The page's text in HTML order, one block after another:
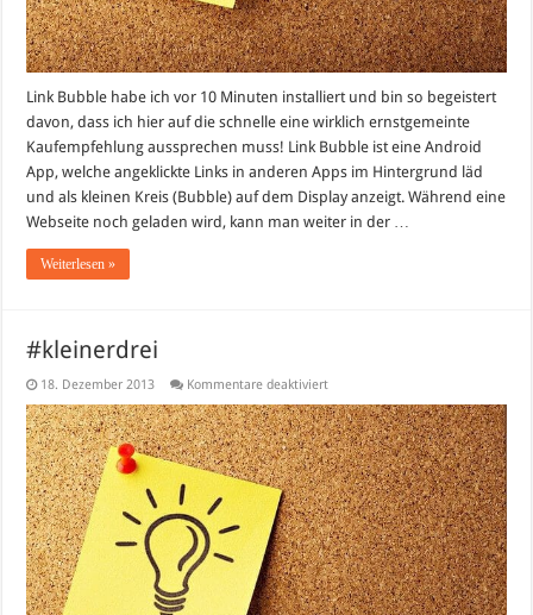
Link Bubble habe ich vor 10 Minuten installiert und bin so begeistert
davon, dass ich hier auf die schnelle eine wirklich ernstgemeinte
Kaufempfehlung aussprechen muss! Link Bubble ist eine Android
App, welche angeklickte Links in anderen Apps im Hintergrund läd
und als kleinen Kreis (Bubble) auf dem Display anzeigt. Während eine
Webseite noch geladen wird, kann man weiter in der …
Weiterlesen »
#kleinerdrei
18. Dezember 2013 Kommentare deaktiviertfür